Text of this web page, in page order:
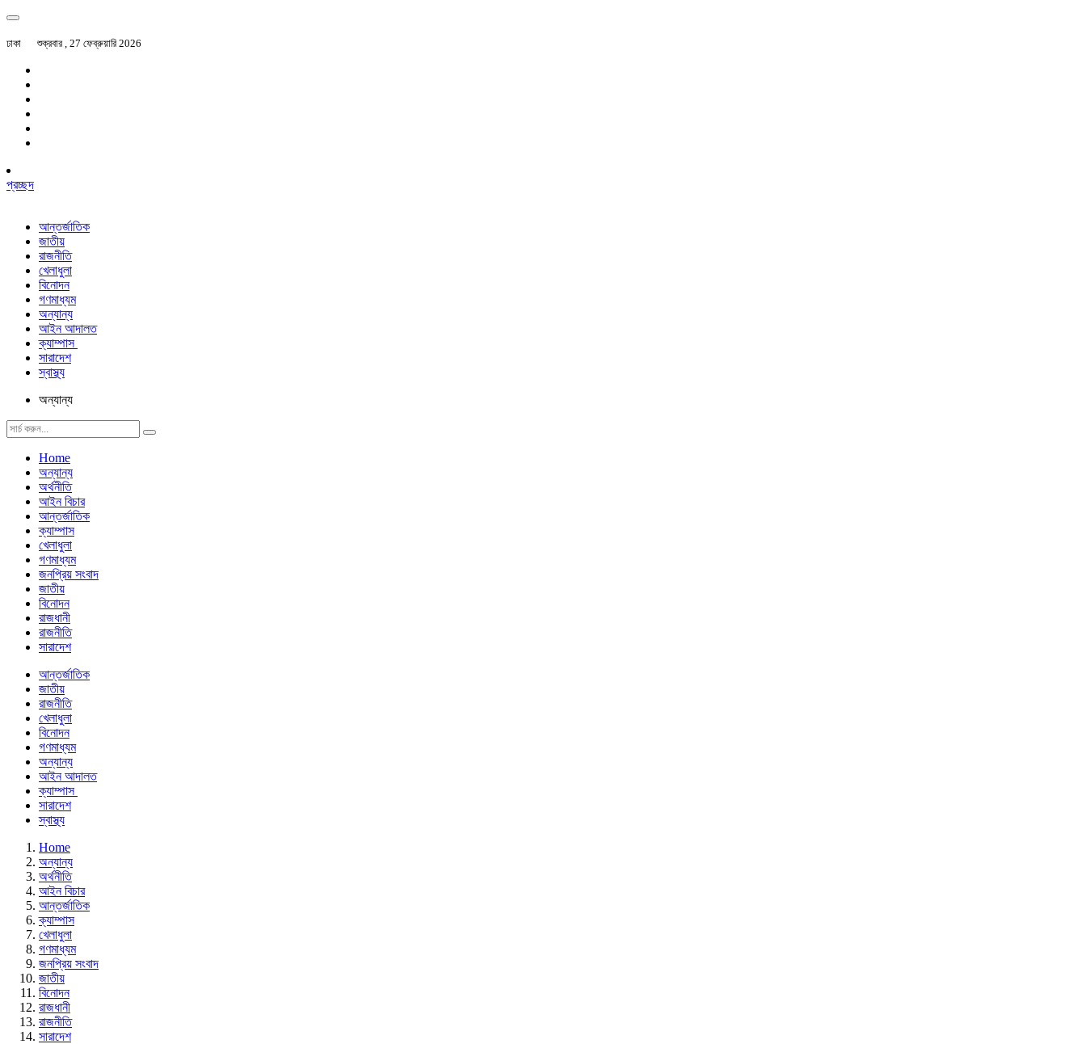
ঢাকা শুক্রবার , 27 ফেব্রুয়ারি 2026
প্রচ্ছদ
আন্তর্জাতিক
জাতীয়
রাজনীতি
খেলাধুলা
বিনোদন
গণমাধ্যম
অন্যান্য
আইন আদালত
ক্যাম্পাস
সারাদেশ
স্বাস্থ্য
অন্যান্য
Home
অন্যান্য
অর্থনীতি
আইন বিচার
আন্তর্জাতিক
ক্যাম্পাস
খেলাধুলা
গণমাধ্যম
জনপ্রিয় সংবাদ
জাতীয়
বিনোদন
রাজধানী
রাজনীতি
সারাদেশ
আন্তর্জাতিক
জাতীয়
রাজনীতি
খেলাধুলা
বিনোদন
গণমাধ্যম
অন্যান্য
আইন আদালত
ক্যাম্পাস
সারাদেশ
স্বাস্থ্য
Home
অন্যান্য
অর্থনীতি
আইন বিচার
আন্তর্জাতিক
ক্যাম্পাস
খেলাধুলা
গণমাধ্যম
জনপ্রিয় সংবাদ
জাতীয়
বিনোদন
রাজধানী
রাজনীতি
সারাদেশ